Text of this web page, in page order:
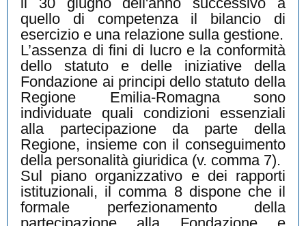
quello di competenza il bilancio di
esercizio e una relazione sulla gestione.
L’assenza di fini di lucro e la conformità
dello statuto e delle iniziative della
Fondazione ai principi dello statuto della
Regione Emilia-Romagna sono
individuate quali condizioni essenziali
alla partecipazione da parte della
Regione, insieme con il conseguimento
della personalità giuridica (v. comma 7).
Sul piano organizzativo e dei rapporti
istituzionali, il comma 8 dispone che il
formale perfezionamento della